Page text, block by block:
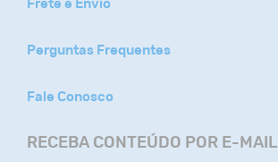
Frete e Envio
Perguntas Frequentes
Fale Conosco
RECEBA CONTEÚDO POR E-MAIL